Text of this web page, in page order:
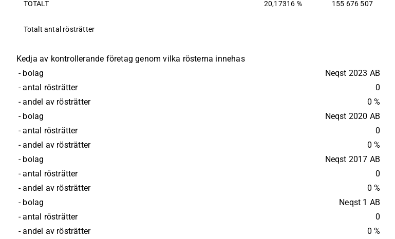
TOTALT 20,17316 % 155 676 507
Totalt antal rösträtter
Kedja av kontrollerande företag genom vilka rösterna innehas
- bolag
Neqst 2023 AB
- antal rösträtter
0
- andel av rösträtter
0 %
- bolag
Neqst 2020 AB
- antal rösträtter
0
- andel av rösträtter
0 %
- bolag
Neqst 2017 AB
- antal rösträtter
0
- andel av rösträtter
0 %
- bolag
Neqst 1 AB
- antal rösträtter
0
- andel av rösträtter
0 %